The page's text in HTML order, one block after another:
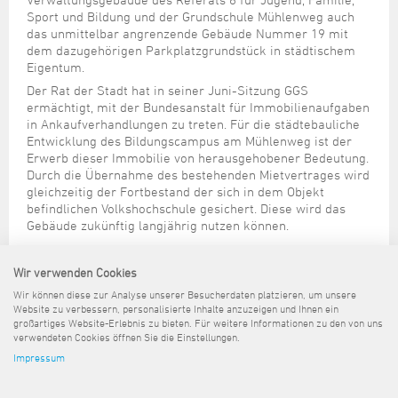
Umwelt-, Natur- und Klimaschutz
Verkehr und Mobilität
Wohnen, Bauen
Wahlen
Schule
Sterbefall
Studium
Umzug und Neubürger
Wohnen und Verbrauchen
Formulare
Online-Terminvergabe
Pressemitteilungen
Ratsinformationssystem
Städtische Dienststellen
Stadtrecht
Telefonverzeichnis
Wirtschaftsstruktur
Regionale Kooperationen
Unternehmensnachfolge
Zukunftsregion JadeBay
Stadtarchiv
Stadtbibliothek
Volkshochschule
Weiterbildung
Stadt Wilhelmshaven
Unterkünfte
Kulturzentrum Pumpwerk
Maritime Meile
Museen und Ausstellungen
Schiffe, Häfen und Meer erleben
Sportangebot
Städtepartnerschaften
Stadtpark
Tag des offenen Denkmals
Sport und Bildung und der Grundschule Mühlenweg auch
das unmittelbar angrenzende Gebäude Nummer 19 mit
dem dazugehörigen Parkplatzgrundstück in städtischem
Eigentum.
Der Rat der Stadt hat in seiner Juni-Sitzung GGS
ermächtigt, mit der Bundesanstalt für Immobilienaufgaben
in Ankaufverhandlungen zu treten. Für die städtebauliche
Entwicklung des Bildungscampus am Mühlenweg ist der
Erwerb dieser Immobilie von herausgehobener Bedeutung.
Durch die Übernahme des bestehenden Mietvertrages wird
gleichzeitig der Fortbestand der sich in dem Objekt
befindlichen Volkshochschule gesichert. Diese wird das
Gebäude zukünftig langjährig nutzen können.
Simone Groh (Betriebsleiterin GGS), Stefan Güsloff (BImA-
Verkaufsteamleiter), Werner Sabisch (VHS-
Geschäftsführer), Harald Wilke (GGS). Foto: GGS
Wir verwenden Cookies
Wir können diese zur Analyse unserer Besucherdaten platzieren, um unsere
Website zu verbessern, personalisierte Inhalte anzuzeigen und Ihnen ein
großartiges Website-Erlebnis zu bieten. Für weitere Informationen zu den von uns
verwendeten Cookies öffnen Sie die Einstellungen.
Impressum